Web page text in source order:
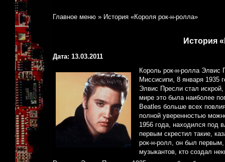
Главное меню » История «Короля рок-н-ролла»
История
Дата: 13.03.2011
Король рок-н-ролла
Миссисипи, 8 января 1935
Элвис Пресли стал
мире это была наиболее
Beatles больше всех
полной уверенностью
1956 года, находился под
первым скрестил такие,
рок-н-ролл, он был
музыкантов, кто создал